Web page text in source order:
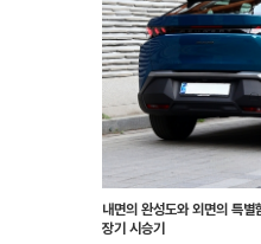
내면의 완성도와 외면의 특
장기 시승기